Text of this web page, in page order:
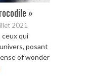
»
2021
ceux qui
posant
of wonder